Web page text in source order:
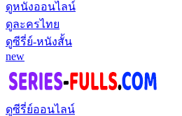
ดูหนังออนไลน์
ดูละครไทย
ดูซีรี่ย์-หนังสั้น
new
ดูซีรี่ย์ออนไลน์